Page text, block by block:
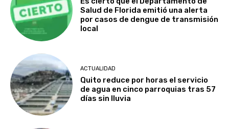
Salud de Florida emitió una alerta
por casos de dengue de transmisión
local
ACTUALIDAD
Quito reduce por horas el servicio
de agua en cinco parroquias tras 57
días sin lluvia